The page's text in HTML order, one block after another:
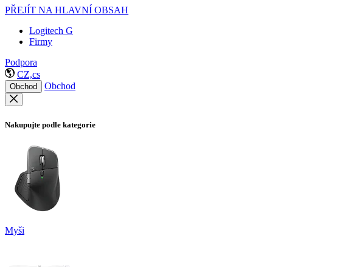
PŘEJÍT NA HLAVNÍ OBSAH
Logitech G
Firmy
Podpora
CZ,cs
Obchod Obchod
Nakupujte podle kategorie
Myši